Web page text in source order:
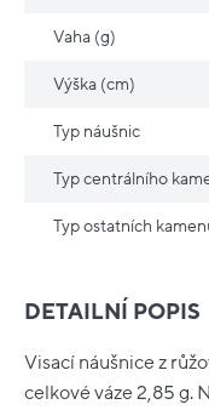
DETAILNÍ POPIS
Visací náušnice z
celkové váze 2,85 g.
Vaha (g)
Výška (cm)
Typ náušnic
Typ centrálního
Typ ostatních